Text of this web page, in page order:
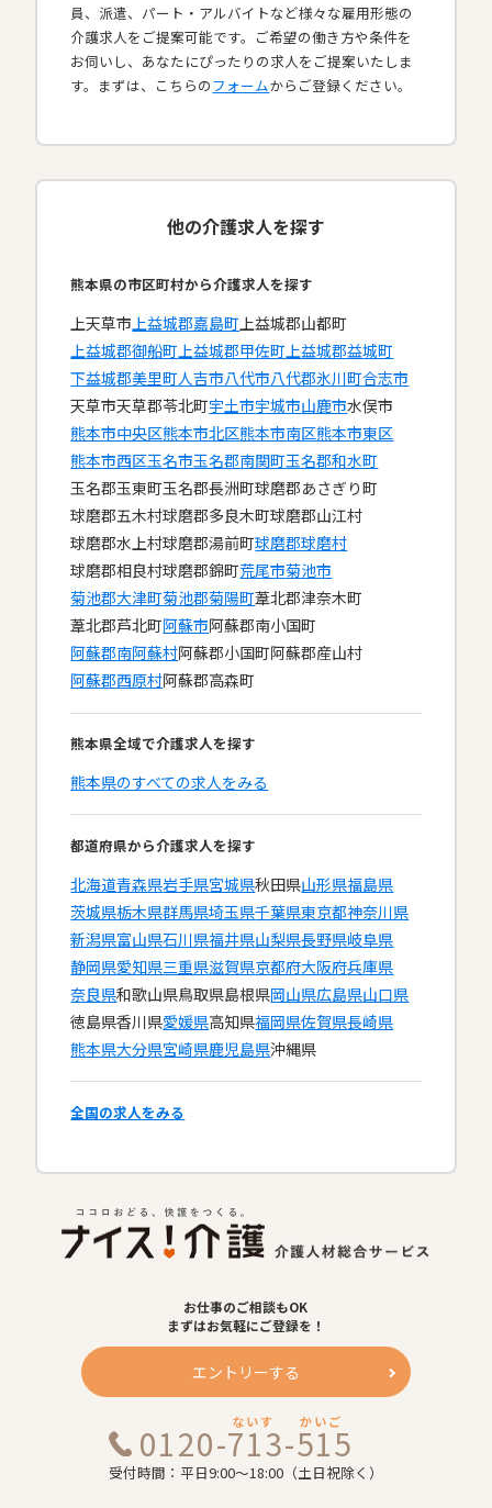
員、派遣、パート・アルバイトなど様々な雇用形態の
介護求人をご提案可能です。ご希望の働き方や条件を
お伺いし、あなたにぴったりの求人をご提案いたしま
す。まずは、こちらのフォームからご登録ください。
他の介護求人を探す
熊本県の市区町村から介護求人を探す
上天草市 上益城郡嘉島町 上益城郡山都町
上益城郡御船町 上益城郡甲佐町 上益城郡益城町
下益城郡美里町人吉市八代市八代郡氷川町合志市
天草市天草郡苓北町宇土市宇城市山鹿市水俣市
熊本市中央区熊本市北区熊本市南区熊本市東区
熊本市西区玉名市玉名郡南関町玉名郡和水町
玉名郡玉東町玉名郡長洲町球磨郡あさぎり町
球磨郡五木村球磨郡多良木町球磨郡山江村
球磨郡水上村球磨郡湯前町球磨郡球磨村
球磨郡相良村球磨郡錦町荒尾市菊池市
菊池郡大津町菊池郡菊陽町葦北郡津奈木町
葦北郡芦北町阿蘇市阿蘇郡南小国町
阿蘇郡南阿蘇村阿蘇郡小国町阿蘇郡産山村
阿蘇郡西原村阿蘇郡高森町
熊本県全域で介護求人を探す
熊本県のすべての求人をみる
都道府県から介護求人を探す
北海道青森県岩手県宮城県秋田県山形県福島県
茨城県栃木県群馬県埼玉県千葉県東京都神奈川県
新潟県富山県石川県福井県山梨県長野県岐阜県
静岡県愛知県三重県滋賀県京都府大阪府兵庫県
奈良県和歌山県鳥取県島根県岡山県広島県山口県
徳島県香川県愛媛県高知県福岡県佐賀県長崎県
熊本県大分県宮崎県鹿児島県沖縄県
全国の求人をみる
お仕事のご相談もOK
まずはお気軽にご登録を！
エントリーする
0120-713-515
ないす かいご
受付時間：平日9:00～18:00（土日祝除く）